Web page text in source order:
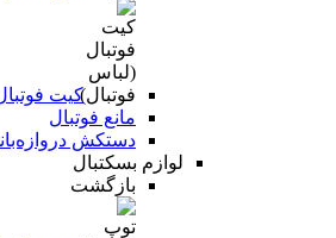
کیت
مانع فوتبال
دستکش
لوازم بسکتبال
بازگشت